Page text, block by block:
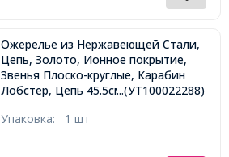
Ожерелье из Нержавеющей Стали,
Цепь, Золото, Ионное покрытие,
Звенья Плоско-круглые, Карабин
Лобстер, Цепь 45.5см, Звено:
...(УТ100022288)
Упаковка: 1 шт